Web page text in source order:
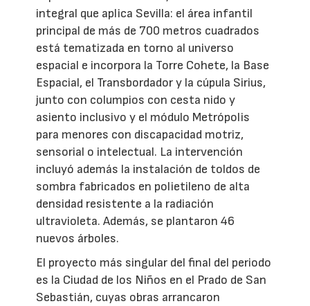
integral que aplica Sevilla: el área infantil
principal de más de 700 metros cuadrados
está tematizada en torno al universo
espacial e incorpora la Torre Cohete, la Base
Espacial, el Transbordador y la cúpula Sirius,
junto con columpios con cesta nido y
asiento inclusivo y el módulo Metrópolis
para menores con discapacidad motriz,
sensorial o intelectual. La intervención
incluyó además la instalación de toldos de
sombra fabricados en polietileno de alta
densidad resistente a la radiación
ultravioleta. Además, se plantaron 46
nuevos árboles.
El proyecto más singular del final del periodo
es la Ciudad de los Niños en el Prado de San
Sebastián, cuyas obras arrancaron